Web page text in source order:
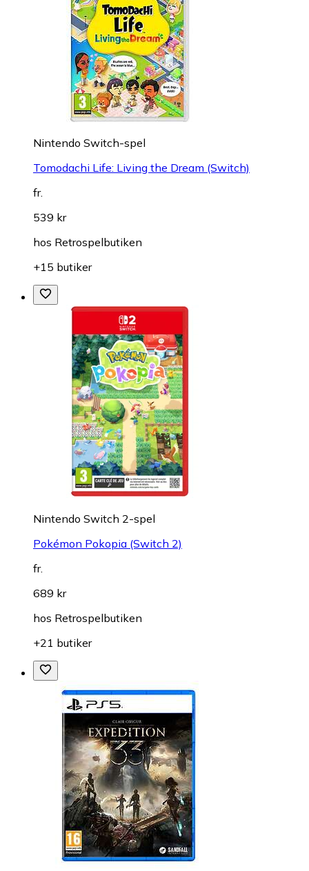
Nintendo Switch-spel
Tomodachi Life: Living the Dream (Switch)
fr.
539 kr
hos Retrospelbutiken
+15 butiker
Nintendo Switch 2-spel
Pokémon Pokopia (Switch 2)
fr.
689 kr
hos Retrospelbutiken
+21 butiker